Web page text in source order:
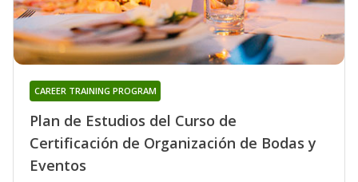
Plan de Estudios del Curso de
Certificación de Organización de Bodas y
Eventos
CAREER TRAINING PROGRAM